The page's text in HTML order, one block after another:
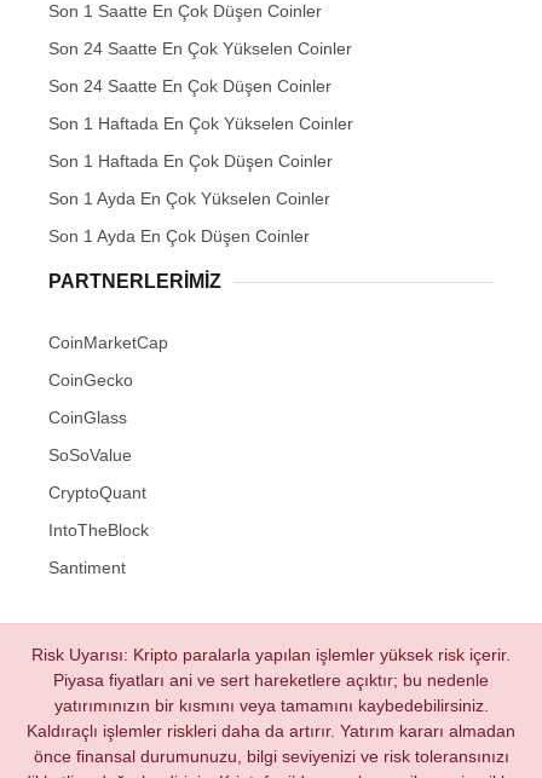
Son 1 Saatte En Çok Düşen Coinler
Son 24 Saatte En Çok Yükselen Coinler
Son 24 Saatte En Çok Düşen Coinler
Son 1 Haftada En Çok Yükselen Coinler
Son 1 Haftada En Çok Düşen Coinler
Son 1 Ayda En Çok Yükselen Coinler
Son 1 Ayda En Çok Düşen Coinler
PARTNERLERIMIZ
CoinMarketCap
CoinGecko
CoinGlass
SoSoValue
CryptoQuant
IntoTheBlock
Santiment
Risk Uyarısı: Kripto paralarla yapılan işlemler yüksek risk içerir.
Piyasa fiyatları ani ve sert hareketlere açıktır; bu nedenle
yatırımınızın bir kısmını veya tamamını kaybedebilirsiniz.
Kaldıraçlı işlemler riskleri daha da artırır. Yatırım kararı almadan
önce finansal durumunuzu, bilgi seviyenizi ve risk toleransınızı